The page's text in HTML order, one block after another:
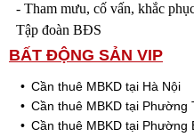
- Tham mưu, cố vấn, khắc
Tập đoàn BĐS
BẤT ĐỘNG SẢN VIP
Cần thuê MBKD tại Hà Nội
Cần thuê MBKD tại Phường
Cần thuê MBKD tại Phường